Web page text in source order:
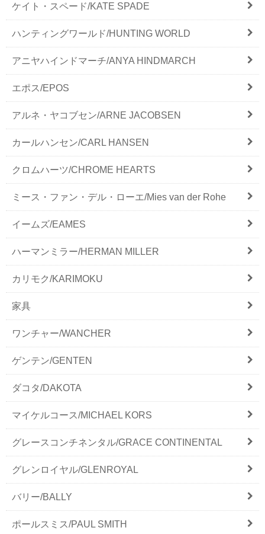
ケイト・スペード/KATE SPADE
ハンティングワールド/HUNTING WORLD
アニヤハインドマーチ/ANYA HINDMARCH
エポス/EPOS
アルネ・ヤコブセン/ARNE JACOBSEN
カールハンセン/CARL HANSEN
クロムハーツ/CHROME HEARTS
ミース・ファン・デル・ローエ/Mies van der Rohe
イームズ/EAMES
ハーマンミラー/HERMAN MILLER
カリモク/KARIMOKU
家具
ワンチャー/WANCHER
ゲンテン/GENTEN
ダコタ/DAKOTA
マイケルコース/MICHAEL KORS
グレースコンチネンタル/GRACE CONTINENTAL
グレンロイヤル/GLENROYAL
バリー/BALLY
ポールスミス/PAUL SMITH